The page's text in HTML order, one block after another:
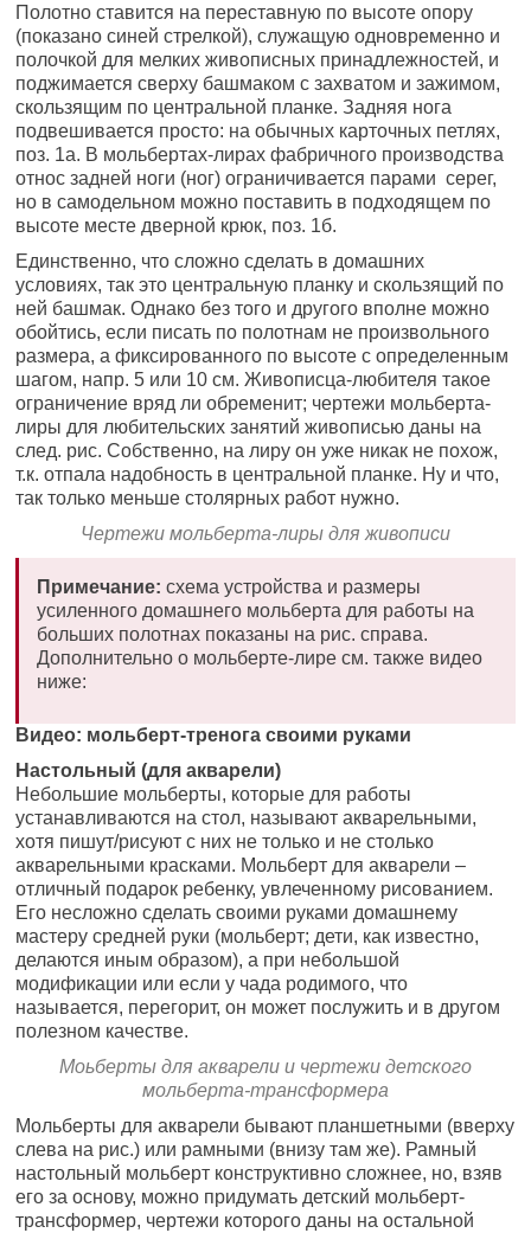
Полотно ставится на переставную по высоте опору
(показано синей стрелкой), служащую одновременно и
полочкой для мелких живописных принадлежностей, и
поджимается сверху башмаком с захватом и зажимом,
скользящим по центральной планке. Задняя нога
подвешивается просто: на обычных карточных петлях,
поз. 1а. В мольбертах-лирах фабричного производства
относ задней ноги (ног) ограничивается парами серег,
но в самодельном можно поставить в подходящем по
высоте месте дверной крюк, поз. 1б.
Единственно, что сложно сделать в домашних
условиях, так это центральную планку и скользящий по
ней башмак. Однако без того и другого вполне можно
обойтись, если писать по полотнам не произвольного
размера, а фиксированного по высоте с определенным
шагом, напр. 5 или 10 см. Живописца-любителя такое
ограничение вряд ли обременит; чертежи мольберта-
лиры для любительских занятий живописью даны на
след. рис. Собственно, на лиру он уже никак не похож,
т.к. отпала надобность в центральной планке. Ну и что,
так только меньше столярных работ нужно.
Чертежи мольберта-лиры для живописи
Примечание: схема устройства и размеры
усиленного домашнего мольберта для работы на
больших полотнах показаны на рис. справа.
Дополнительно о мольберте-лире см. также видео
ниже:
Видео: мольберт-тренога своими руками
Настольный (для акварели)
Небольшие мольберты, которые для работы
устанавливаются на стол, называют акварельными,
хотя пишут/рисуют с них не только и не столько
акварельными красками. Мольберт для акварели –
отличный подарок ребенку, увлеченному рисованием.
Его несложно сделать своими руками домашнему
мастеру средней руки (мольберт; дети, как известно,
делаются иным образом), а при небольшой
модификации или если у чада родимого, что
называется, перегорит, он может послужить и в другом
полезном качестве.
Моьберты для акварели и чертежи детского
мольберта-трансформера
Мольберты для акварели бывают планшетными (вверху
слева на рис.) или рамными (внизу там же). Рамный
настольный мольберт конструктивно сложнее, но, взяв
его за основу, можно придумать детский мольберт-
трансформер, чертежи которого даны на остальной